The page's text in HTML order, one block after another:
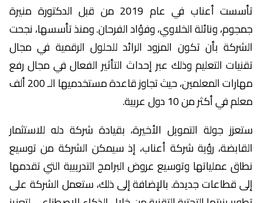
تأسست أعناب في عام 2019 من قبل الدكتورة منيرة
جمجوم، ونائلة الخلاوي، وفؤاد الفرحان. ومنذ تأسسها، نجحت
الشركة بأن تكون المزود الرائد للحلول الرقمية في مجال
تقنيات التعليم وذلك عبر إحداث التأثير الفعال في مجال رفع
مهارات المعلمين، حيث تجاوز قاعدة مستخدميها الـ 200 ألف
معلم في أكثر من 10 دول عربية.
ستعزز جولة التمويل الأخيرة، بقيادة شركة دله للاستثمار
القابضة، رؤية شركة أعناب، إذ سيمكن الشركة من توسيع
نطاق عملياتها وتوسيع عروض البرامج التدريبية التي تقدمها
إلى قطاعات جديدة. بالإضافة إلى ذلك، ستعمل الشركة على